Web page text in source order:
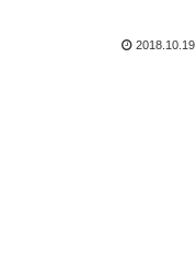
2018.10.19